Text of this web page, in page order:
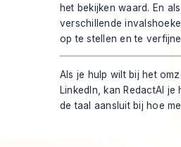
het bekijken waard. En
verschillende
op te stellen en te
Als je hulp wilt bij het
LinkedIn, kan RedactAI je
de taal aansluit bij hoe